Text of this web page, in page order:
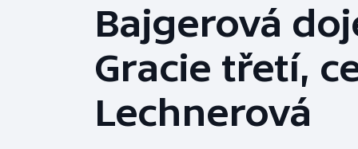
Box
Curling
Dostihy
Bajgerová
Gracie třetí,
Lechnerová